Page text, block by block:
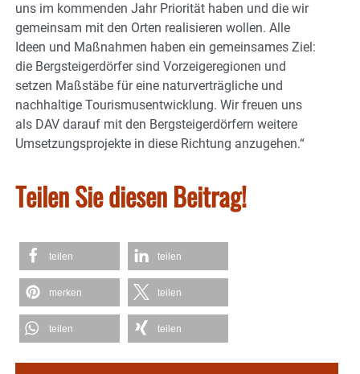
uns im kommenden Jahr Priorität haben und die wir
gemeinsam mit den Orten realisieren wollen. Alle
Ideen und Maßnahmen haben ein gemeinsames Ziel:
die Bergsteigerdörfer sind Vorzeigeregionen und
setzen Maßstäbe für eine naturverträgliche und
nachhaltige Tourismusentwicklung. Wir freuen uns
als DAV darauf mit den Bergsteigerdörfern weitere
Umsetzungsprojekte in diese Richtung anzugehen.“
Teilen Sie diesen Beitrag!
teilen teilen
merken teilen
teilen teilen